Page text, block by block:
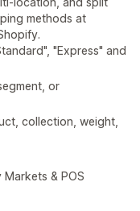
methods at
"Express" and
or
collection, weight,
& POS